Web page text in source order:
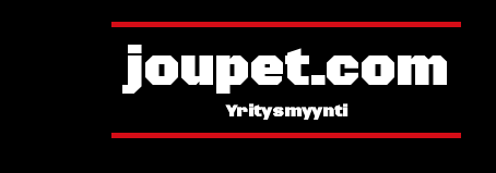
joupet.com